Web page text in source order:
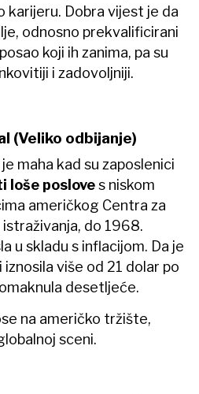
karijeru. Dobra vijest je da
odnosno prekvalificirani
koji ih zanima, pa su
i zadovoljniji.
(Veliko odbijanje)
maha kad su zaposlenici
loše posloves niskom
američkog Centra za
do 1968.
u skladu s inflacijom. Da je
više od 21 dolar po
desetljeće.
na američko tržište,
sceni.